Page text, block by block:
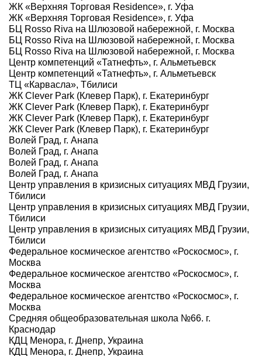
ЖК «Верхняя Торговая Residence», г. Уфа
ЖК «Верхняя Торговая Residence», г. Уфа
БЦ Rosso Riva на Шлюзовой набережной, г. Москва
БЦ Rosso Riva на Шлюзовой набережной, г. Москва
БЦ Rosso Riva на Шлюзовой набережной, г. Москва
Центр компетенций «Татнефть», г. Альметьевск
Центр компетенций «Татнефть», г. Альметьевск
ТЦ «Карвасла», Тбилиси
ЖК Clever Park (Клевер Парк), г. Екатеринбург
ЖК Clever Park (Клевер Парк), г. Екатеринбург
ЖК Clever Park (Клевер Парк), г. Екатеринбург
ЖК Clever Park (Клевер Парк), г. Екатеринбург
Волей Град, г. Анапа
Волей Град, г. Анапа
Волей Град, г. Анапа
Волей Град, г. Анапа
Центр управления в кризисных ситуациях МВД Грузии,
Тбилиси
Центр управления в кризисных ситуациях МВД Грузии,
Тбилиси
Центр управления в кризисных ситуациях МВД Грузии,
Тбилиси
Федеральное космическое агентство «Роскосмос», г.
Москва
Федеральное космическое агентство «Роскосмос», г.
Москва
Федеральное космическое агентство «Роскосмос», г.
Москва
Средняя общеобразовательная школа №66. г.
Краснодар
КДЦ Менора, г. Днепр, Украина
КДЦ Менора, г. Днепр, Украина